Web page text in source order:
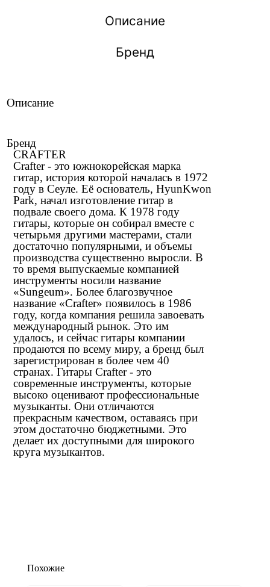
Описание
Бренд
Описание
Бренд
CRAFTER
Crafter - это южнокорейская марка
гитар, история которой началась в 1972
году в Сеуле. Её основатель, HyunKwon
Park, начал изготовление гитар в
подвале своего дома. К 1978 году
гитары, которые он собирал вместе с
четырьмя другими мастерами, стали
достаточно популярными, и объемы
производства существенно выросли. В
то время выпускаемые компанией
инструменты носили название
«Sungeum». Более благозвучное
название «Crafter» появилось в 1986
году, когда компания решила завоевать
международный рынок. Это им
удалось, и сейчас гитары компании
продаются по всему миру, а бренд был
зарегистрирован в более чем 40
странах. Гитары Crafter - это
современные инструменты, которые
высоко оценивают профессиональные
музыканты. Они отличаются
прекрасным качеством, оставаясь при
этом достаточно бюджетными. Это
делает их доступными для широкого
круга музыкантов.
Похожие